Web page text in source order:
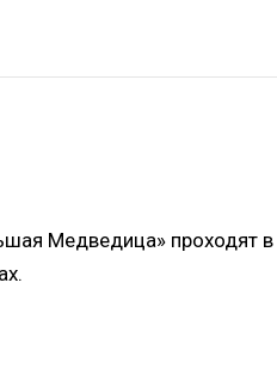
Медведица» проходят в